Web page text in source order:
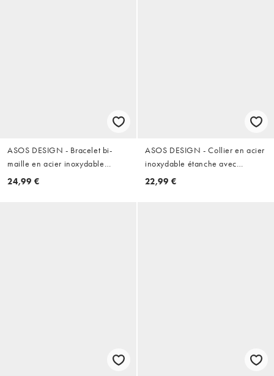
ASOS DESIGN - Bracelet bi-
maille en acier inoxydable
résistant à l'eau avec agate
24,99 €
ASOS DESIGN - Collier en acier
inoxydable étanche avec
pendentif carré en malachite -
22,99 €